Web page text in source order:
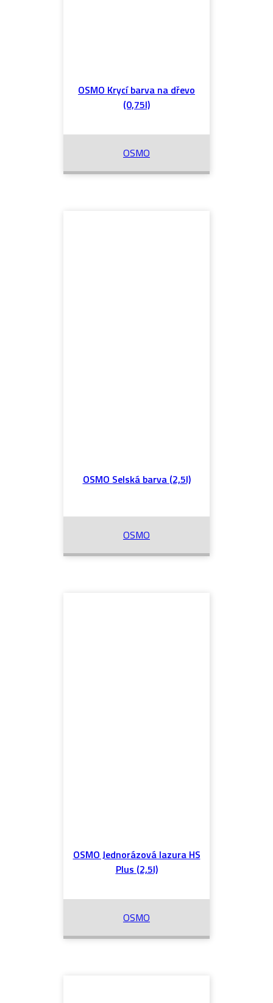
OSMO Krycí barva na dřevo
(0,75l)
OSMO
OSMO Selská barva (2,5l)
OSMO
OSMO Jednorázová lazura HS
Plus (2,5l)
OSMO